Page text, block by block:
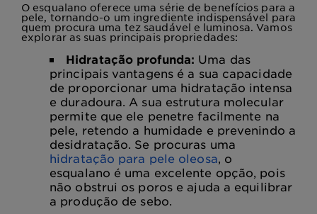
O esqualano oferece uma série de benefícios para a
pele, tornando-o um ingrediente indispensável para
quem procura uma tez saudável e luminosa. Vamos
explorar as suas principais propriedades:
Hidratação profunda: Uma das
principais vantagens é a sua capacidade
de proporcionar uma hidratação intensa
e duradoura. A sua estrutura molecular
permite que ele penetre facilmente na
pele, retendo a humidade e prevenindo a
desidratação. Se procuras uma
hidratação para pele oleosa, o
esqualano é uma excelente opção, pois
não obstrui os poros e ajuda a equilibrar
a produção de sebo.